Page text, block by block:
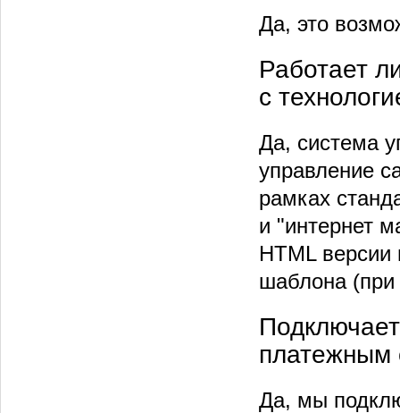
Да, это
Работает
с
Да, система
управление
рамках
и "интернет
HTML
шаблона (при
платежным
Да, мы